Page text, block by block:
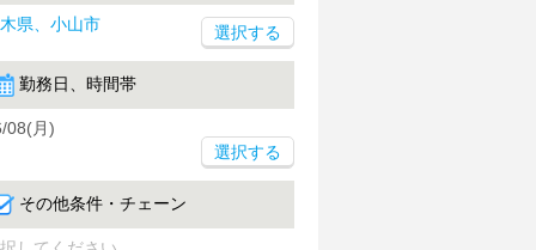
県、小山市
勤務日、時間帯
08(月)
選択する
その他条件・チェーン